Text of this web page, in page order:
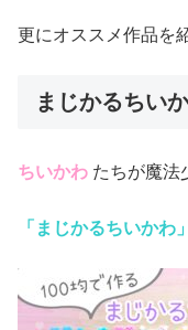
更にオススメ作品を
まじかるちい
ちいかわ たちが魔法
「まじかるちいかわ」